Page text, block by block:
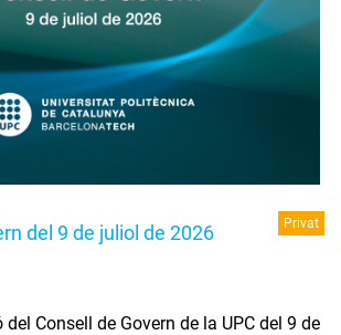
del 9 de juliol de 2026 Privat
Consell de Govern de la UPC del 9 de